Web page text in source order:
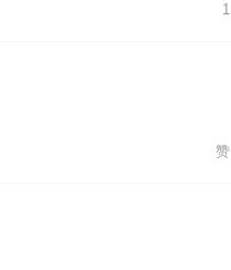
1
赞